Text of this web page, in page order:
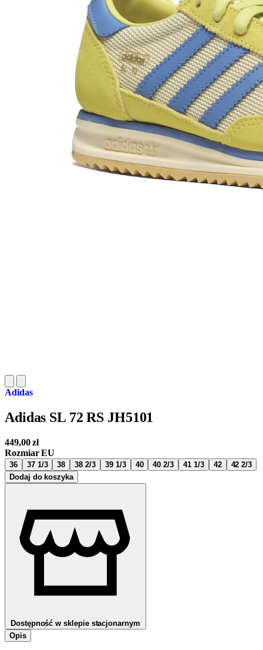
Adidas
Adidas SL 72 RS JH5101
449,00zł
Rozmiar EU
36 37 1/3 38 38 2/3 39 1/3 40 40 2/3 41 1/3 42
42 2/3
Dodaj do koszyka
Dostępność w sklepie stacjonarnym
Opis